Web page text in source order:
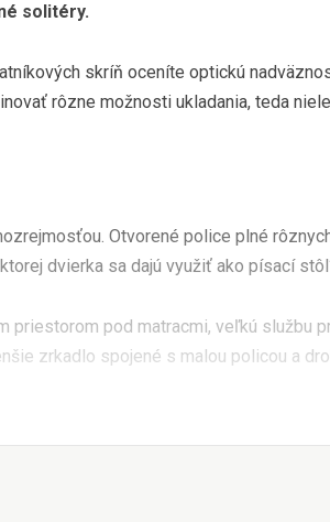
solitéry.
skríň oceníte optickú
rôzne možnosti ukladania, teda
Otvorené police plné
dvierka sa dajú využiť ako písací
pod matracmi, veľkú službu
zrkadlo spojené s malou policou a